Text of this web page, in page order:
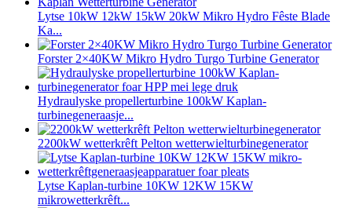
Lytse 10kW 12kW 15kW 20kW Mikro Hydro Fêste Blade
Ka...
Forster 2×40KW Mikro Hydro Turgo Turbine Generator
Hydraulyske propellerturbine 100kW Kaplan-
turbinegeneraasje...
2200kW wetterkrêft Pelton wetterwielturbinegenerator
Lytse Kaplan-turbine 10KW 12KW 15KW
mikrowetterkrêft...